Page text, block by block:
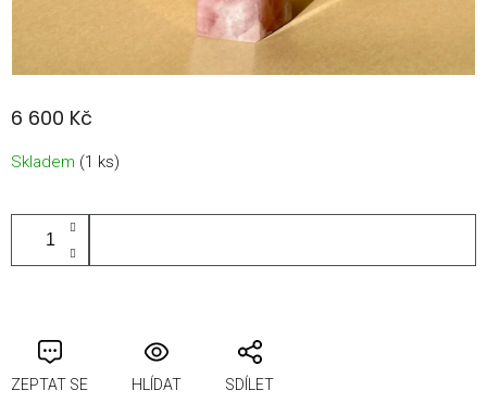
6 600 Kč
cena:
Skladem (1 ks)
ZEPTAT SE HLÍDAT SDÍLET